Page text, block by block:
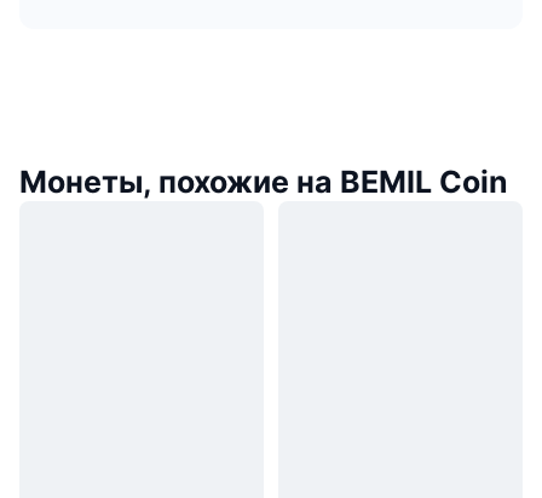
Монеты, похожие на BEMIL Coin